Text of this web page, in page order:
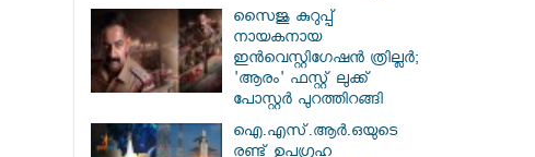
സൈജു കുറുപ്പ്
നായകനായ
ഇൻവെസ്റ്റിഗേഷൻ ത്രില്ലർ;
'ആരം' ഫസ്റ്റ് ലുക്ക്
പോസ്റ്റർ പുറത്തിറങ്ങി
ഐ.എസ്.ആർ.ഒയുടെ